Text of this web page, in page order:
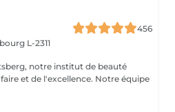
456
L-2311
notre institut de beauté
l'excellence. Notre équipe